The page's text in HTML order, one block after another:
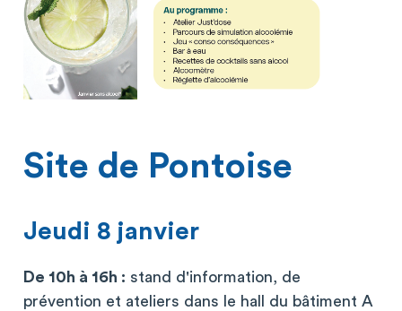
Site de Pontoise
Jeudi 8 janvier
De 10h à 16h : stand d'information, de
prévention et ateliers dans le hall du bâtiment A